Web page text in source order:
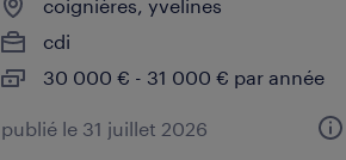
coignières, yvelines
cdi
30 000 € - 31 000 € par année
publié le 31 juillet 2026